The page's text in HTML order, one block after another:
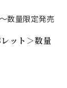
数量限定発売
レット＞数量